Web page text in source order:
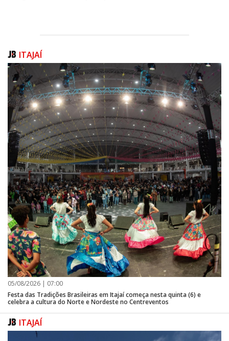
ITAJAÍ
05/08/2026 | 07:00
Festa das Tradições Brasileiras em Itajaí começa nesta quinta (6) e
celebra a cultura do Norte e Nordeste no Centreventos
ITAJAÍ